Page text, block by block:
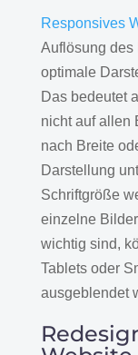
Responsives
Auflösung des
optimale
Das bedeutet
nicht auf allen
nach Breite
Darstellung
Schriftgröße
einzelne
wichtig sind,
Tablets oder
ausgeblendet